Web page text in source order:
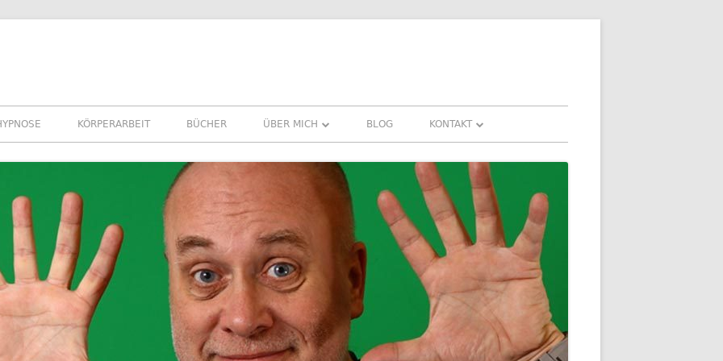
KÖRPERARBEIT BÜCHER ÜBER MICH
REFERENZEN ERFAHRUNGEN UND
NEWSLETTER
BLOG KONTAKT
DOWNLOADS
FAQ
DATENSCHUTZ
IMPRESSUM